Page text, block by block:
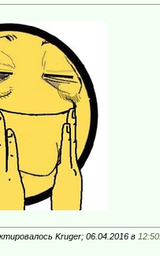
Kruger; 06.04.2016 в 12:50